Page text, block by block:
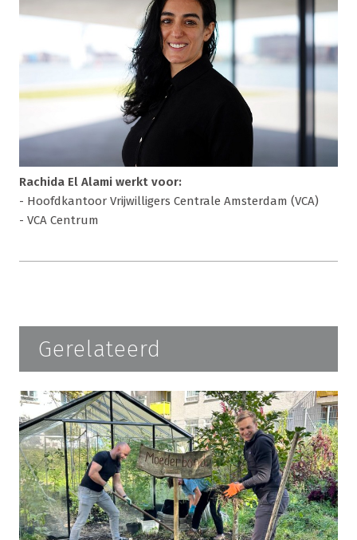
Rachida El Alami werkt voor:
- Hoofdkantoor Vrijwilligers Centrale Amsterdam (VCA)
- VCA Centrum
Gerelateerd